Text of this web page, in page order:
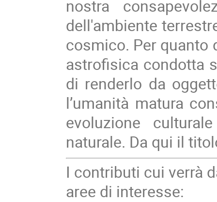
nostra
dell'ambiente
cosmico. Per quanto
astrofisica condotta
di renderlo da
l’umanità matura
evoluzione
naturale. Da qui il
I contributi cui verrà
aree di interesse: